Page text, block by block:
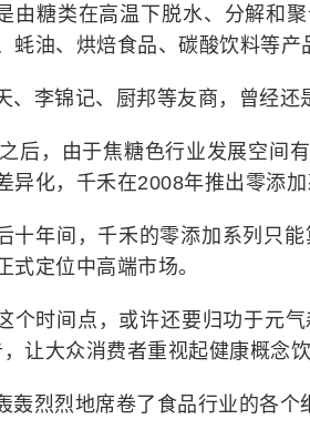
由糖类在高温下脱水、分解和
蚝油、烘焙食品、碳酸饮料等产
、李锦记、厨邦等友商，曾经还
后，由于焦糖色行业发展空间
异化，千禾在2008年推出零添加
十年间，千禾的零添加系列只
式定位中高端市场。
个时间点，或许还要归功于元
让大众消费者重视起健康概念
轰烈烈地席卷了食品行业的各个